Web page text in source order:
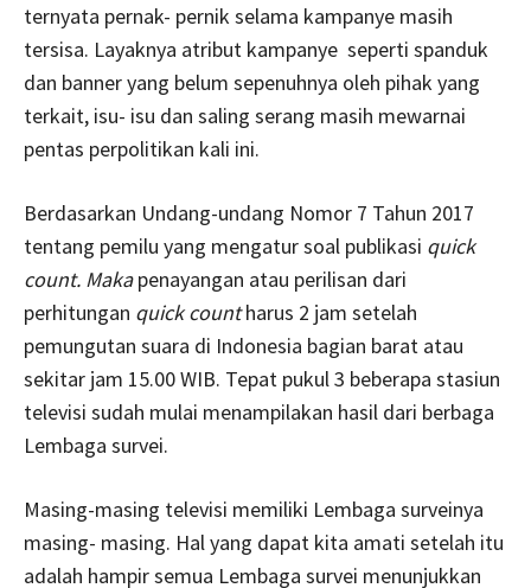
ternyata pernak- pernik selama kampanye masih
tersisa. Layaknya atribut kampanye seperti spanduk
dan banner yang belum sepenuhnya oleh pihak yang
terkait, isu- isu dan saling serang masih mewarnai
pentas perpolitikan kali ini.
Berdasarkan Undang-undang Nomor 7 Tahun 2017
tentang pemilu yang mengatur soal publikasi quick
count. Makapenayangan atau perilisan dari
perhitungan quick countharus 2 jam setelah
pemungutan suara di Indonesia bagian barat atau
sekitar jam 15.00 WIB. Tepat pukul 3 beberapa stasiun
televisi sudah mulai menampilakan hasil dari berbaga
Lembaga survei.
Masing-masing televisi memiliki Lembaga surveinya
masing- masing. Hal yang dapat kita amati setelah itu
adalah hampir semua Lembaga survei menunjukkan